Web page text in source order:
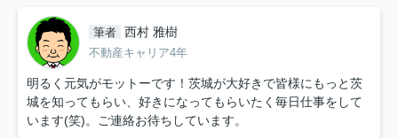
筆者 西村 雅樹
不動産キャリア4年
明るく元気がモットーです！茨城が大好きで皆様にもっと茨
城を知ってもらい、好きになってもらいたく毎日仕事をして
います(笑)。ご連絡お待ちしています。